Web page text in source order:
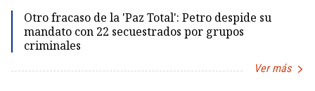
Otro fracaso de la 'Paz Total': Petro despide su
mandato con 22 secuestrados por grupos
criminales
Ver más